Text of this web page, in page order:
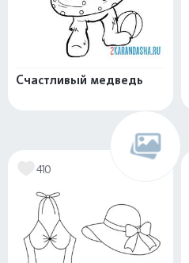
Счастливый медведь
410